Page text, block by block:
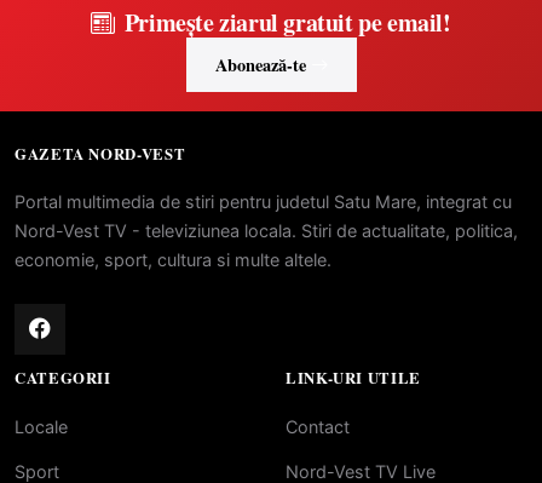
Primește ziarul gratuit pe email!
Abonează-te
GAZETA NORD-VEST
Portal multimedia de stiri pentru judetul Satu Mare, integrat cu
Nord-Vest TV - televiziunea locala. Stiri de actualitate, politica,
economie, sport, cultura si multe altele.
CATEGORII
Locale
Sport
LINK-URI UTILE
Contact
Nord-Vest TV Live